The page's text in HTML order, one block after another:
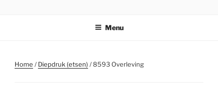
Menu
Home /Diepdruk (etsen) / 8593 Overleving